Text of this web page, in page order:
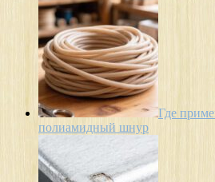
Где
полиамидный шнур